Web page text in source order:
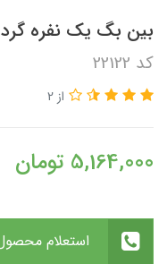
بین بگ یک نفره گرد
کد 22122
از 2
5,164,000 تومان